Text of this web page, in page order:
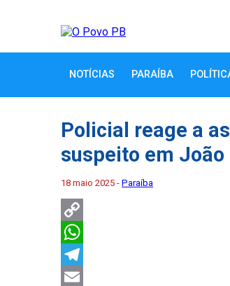
NOTÍCIAS PARAÍBA
Policial reage a
suspeito em João
18 maio 2025 - Paraíba
Copy
Link
WhatsApp
Telegram